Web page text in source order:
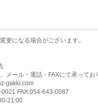
更になる場合がございます。
メール・電話・FAXにて承ってお
gakki.com
FAX:054-643-0087
21:00